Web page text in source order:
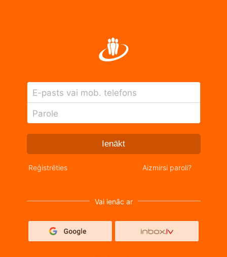
E-pasts vai mob. telefons
Parole
Ienākt
Reģistrēties Aizmirsi paroli?
Vai ienāc ar